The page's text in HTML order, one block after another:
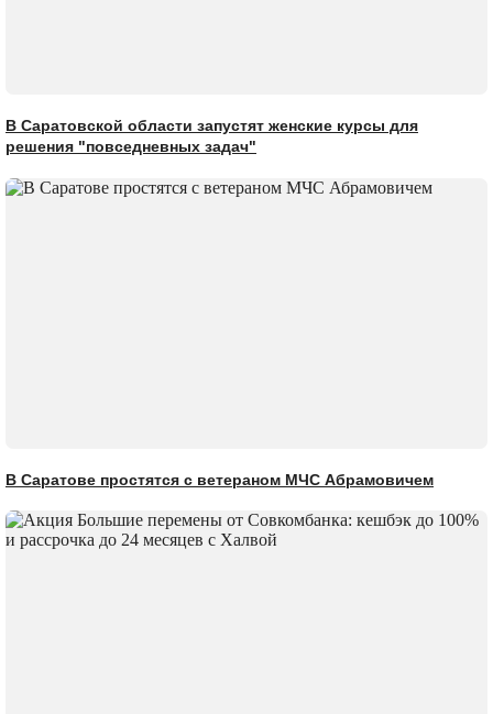
В Саратовской области запустят женские курсы для
решения "повседневных задач"
В Саратове простятся с ветераном МЧС Абрамовичем